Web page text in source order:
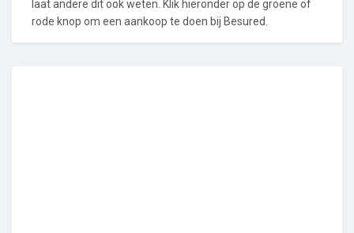
laat andere dit ook weten. Klik hieronder op de groene of
rode knop om een aankoop te doen bij Besured.